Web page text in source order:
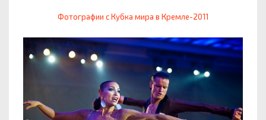
Фотографии с Кубка мира в Кремле-2011